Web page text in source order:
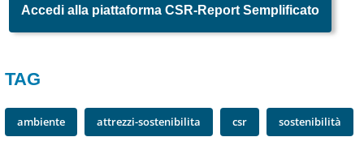
Accedi alla piattaforma CSR-Report Semplificato
TAG
ambiente attrezzi-sostenibilita csr sostenibilità